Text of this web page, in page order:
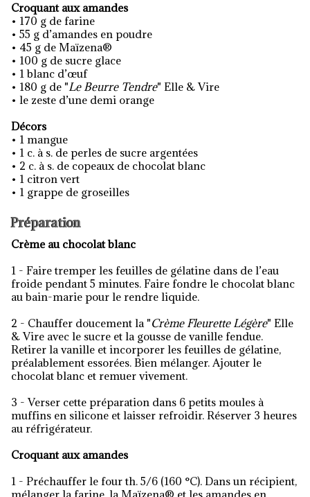
Croquant aux amandes
• 170 g de farine
• 55 g d’amandes en poudre
• 45 g de Maïzena®
• 100 g de sucre glace
• 1 blanc d’œuf
• 180 g de "Le Beurre Tendre" Elle & Vire
• le zeste d’une demi orange
Décors
• 1 mangue
• 1 c. à s. de perles de sucre argentées
• 2 c. à s. de copeaux de chocolat blanc
• 1 citron vert
• 1 grappe de groseilles
Préparation
Crème au chocolat blanc
1 - Faire tremper les feuilles de gélatine dans de l’eau
froide pendant 5 minutes. Faire fondre le chocolat blanc
au bain-marie pour le rendre liquide.
2 - Chauffer doucement la "Crème Fleurette Légère" Elle
& Vire avec le sucre et la gousse de vanille fendue.
Retirer la vanille et incorporer les feuilles de gélatine,
préalablement essorées. Bien mélanger. Ajouter le
chocolat blanc et remuer vivement.
3 - Verser cette préparation dans 6 petits moules à
muffins en silicone et laisser refroidir. Réserver 3 heures
au réfrigérateur.
Croquant aux amandes
1 - Préchauffer le four th. 5/6 (160 °C). Dans un récipient,
mélanger la farine, la Maïzena® et les amandes en